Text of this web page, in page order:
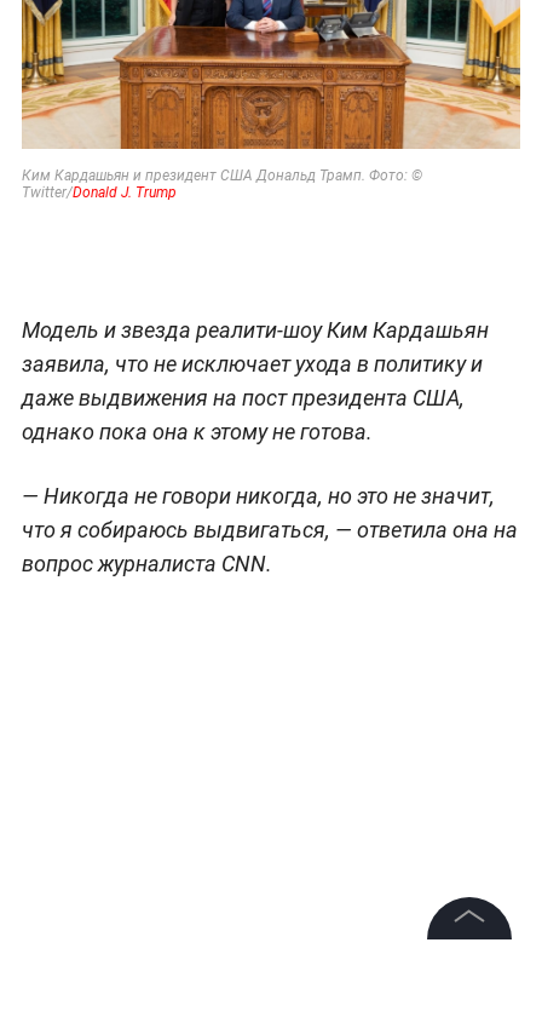
Ким Кардашьян и президент США Дональд Трамп. Фото: ©
Twitter/Donald J. Trump
Модель и звезда реалити-шоу Ким Кардашьян
заявила, что не исключает ухода в политику и
даже выдвижения на пост президента США,
однако пока она к этому не готова.
— Никогда не говори никогда, но это не значит,
что я собираюсь выдвигаться, — ответила она на
вопрос журналиста CNN.